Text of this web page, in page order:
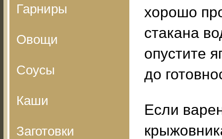
Гарниры
Овощи
Соусы
Каши
Заготовки
хорошо
стакана
опустите
до
Если